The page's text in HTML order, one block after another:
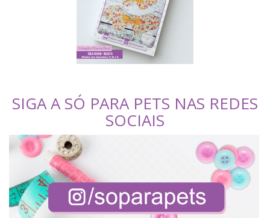
SIGA A SÓ PARA PETS NAS REDES
SOCIAIS